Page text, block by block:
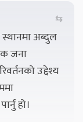
⇆
अब्दुल
जना
उद्देश्य
हो।